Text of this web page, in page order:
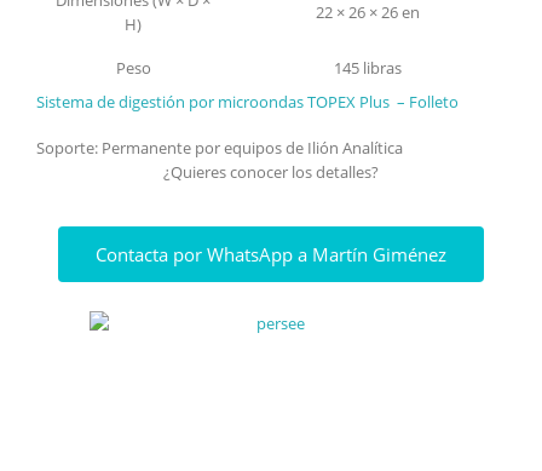
H)
22 × 26 × 26 en
Peso
145 libras
Sistema de digestión por microondasTOPEX Plus – Folleto
Soporte: Permanente por equipos de Ilión Analítica
¿Quieres conocer los detalles?
Contacta por WhatsApp a Martín Giménez